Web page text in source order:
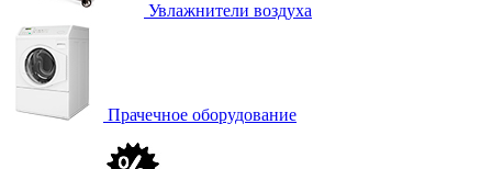
Увлажнители воздуха
Прачечное оборудование